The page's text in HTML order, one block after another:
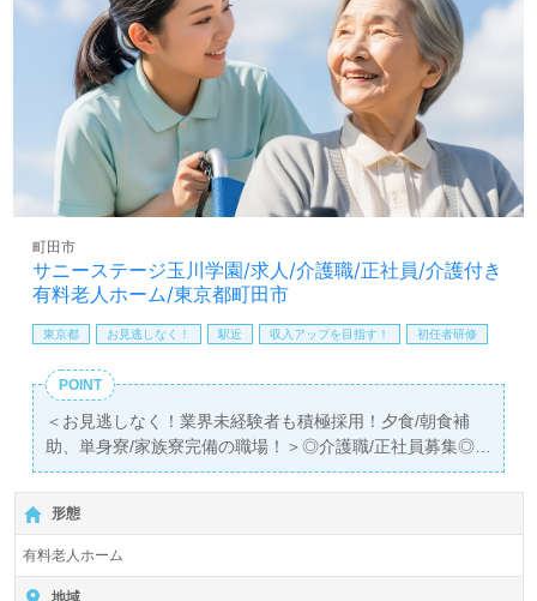
＜MSW、相談員紹介専任コンサルタント＞よりご案内しま
す。お問い合わせも遠慮なくお願いします。
医療/福祉業界の正社員/パート求人探しは【ウィルオブ介
護】＊求人情報収集、将来的に検討の方も遠慮なく＊
LINE、メール、お電話などご希望に応じてお問い合わせ/ご
相談可能です。転職相談、求人紹介、年収交渉など完全無
料サービスをご利用いただけます。＜非公開求人も取扱い
あり！＞"転職支援"のプロと一緒に転職活動！お問い合わ
せお待ちしております。
サニーステージ玉川学園/求人/介護職/正社員/介護付き
有料老人ホーム/東京都町田市
町田市
東京都 お見逃しなく！ 駅近 収入アップを目指す！ 初任者研修
POINT
＜お見逃しなく！業界未経験者も積極採用！夕食/朝食補
助、単身寮/家族寮完備の職場！＞◎介護職/正社員募集◎
【月給245,900円～265,900円/賞与2回】＊初任者研修以上
有資格者向け求人＊『玉川学園前駅』徒歩11分。
入居定員58名（50室/個室、2名部屋）『サニーステージ玉
川学園』株式会社小俣組（本社：神奈川県横浜市）様の運
形態
有料老人ホーム
地域